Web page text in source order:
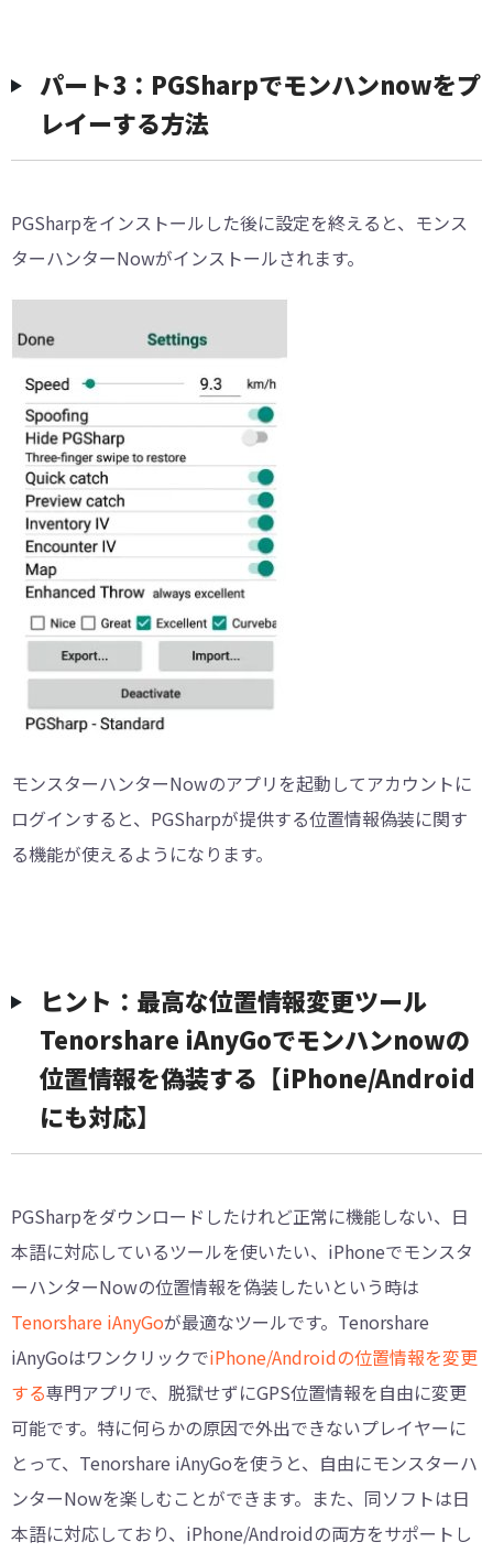
パート3：PGSharpでモンハンnowをプ
レイーする方法
PGSharpをインストールした後に設定を終えると、モンス
ターハンターNowがインストールされます。
モンスターハンターNowのアプリを起動してアカウントに
ログインすると、PGSharpが提供する位置情報偽装に関す
る機能が使えるようになります。
ヒント：最高な位置情報変更ツール
Tenorshare iAnyGoでモンハンnowの
位置情報を偽装する【iPhone/Android
にも対応】
PGSharpをダウンロードしたけれど正常に機能しない、日
本語に対応しているツールを使いたい、iPhoneでモンスタ
ーハンターNowの位置情報を偽装したいという時は
Tenorshare iAnyGoが最適なツールです。Tenorshare
iAnyGoはワンクリックでiPhone/Androidの位置情報を変更
する専門アプリで、脱獄せずにGPS位置情報を自由に変更
可能です。特に何らかの原因で外出できないプレイヤーに
とって、Tenorshare iAnyGoを使うと、自由にモンスターハ
ンターNowを楽しむことができます。また、同ソフトは日
本語に対応しており、iPhone/Androidの両方をサポートし